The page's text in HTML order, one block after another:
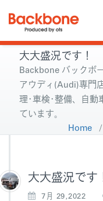
大大盛況です！
Backbone バックボ
アウディ(Audi)専門
理･車検･整備、自動
ています。
Home /
大大盛況です
7月 29,2022